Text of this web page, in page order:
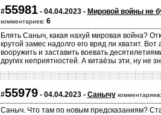
#55981- 04.04.2023 - Мировой войны не
комментариев: 6
Блять Саныч, какая нахуй мировая война?
крутой замес надолго его вряд ли хватит.
вооружить и заставить воевать
других неприятностей. А китаёзы эти, ну не
#55979- 04.04.2023 - Санычу комментариев:
Саныч. Что там по новым предсказаниям?